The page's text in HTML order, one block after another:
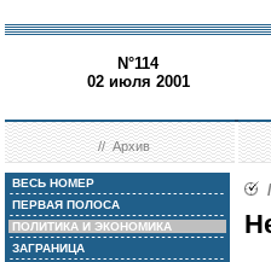
N°114
02 июля 2001
//Архив
ВЕСЬ НОМЕР
ПЕРВАЯ ПОЛОСА
ПОЛИТИКА И ЭКОНОМИКА
ЗАГРАНИЦА